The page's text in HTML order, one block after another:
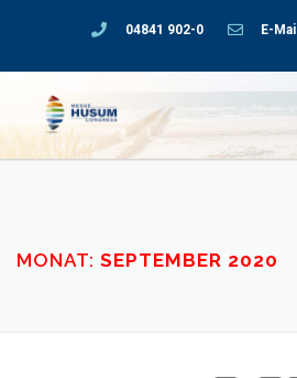
04841 902-0 E-Mail
MONAT: SEPTEMBER 2020